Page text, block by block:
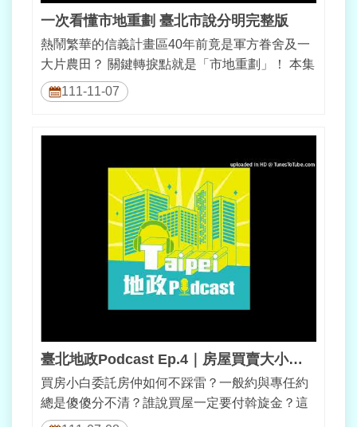
一次看懂市地重劃 臺北市說分明完整版
111-11-07
熱鬧繁華的信義計畫區40年前竟是軍方眷舍及一
大片農田？ 關鍵轉捩點就是「市地重劃」！ 本集
影片邀您一起看懂市地重劃及見證...
臺北地政Podcast Ep.4｜房屋買賣大小事–交易安全篇
買房小白委託房仲如何不踩雷？一般約與專任約
總是傻傻分不清？誰說買屋一定要付斡旋金？這
些房屋買賣大小事，本集繼續請甜心經理...